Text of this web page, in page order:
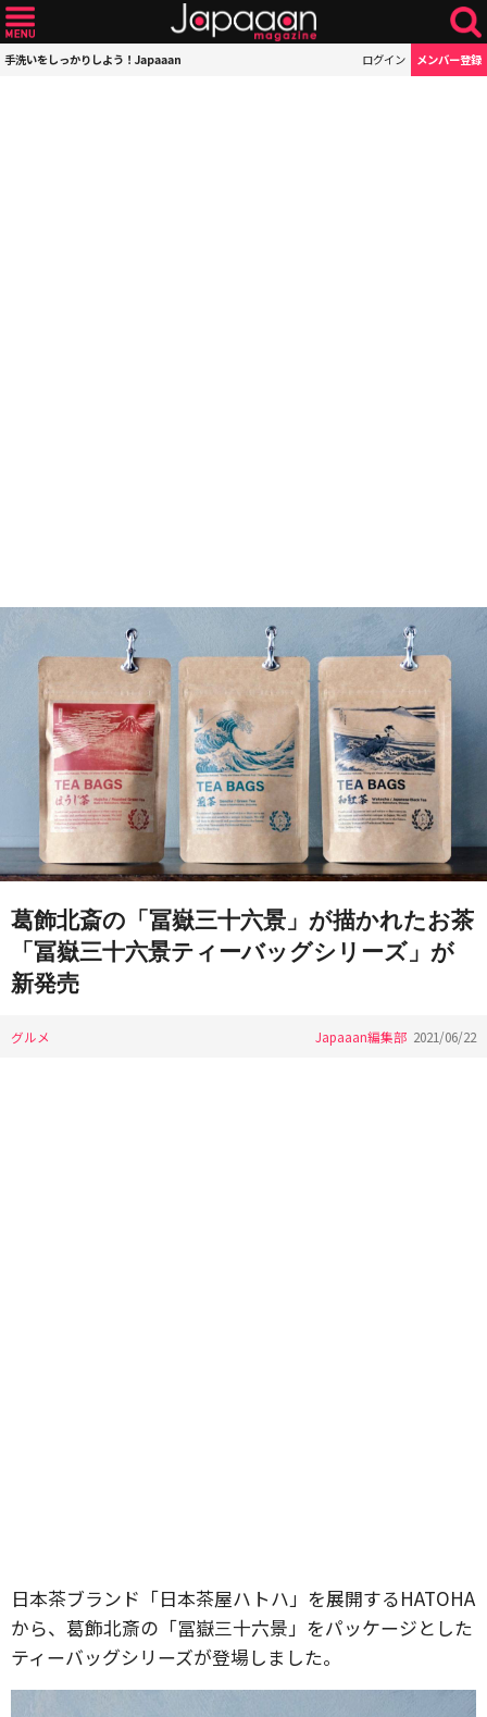
手洗いをしっかりしよう！Japaaan ログイン メンバー登録
葛飾北斎の「冨嶽三十六景」が描かれたお茶
「冨嶽三十六景ティーバッグシリーズ」が
新発売
グルメ Japaaan編集部 2021/06/22
日本茶ブランド「日本茶屋ハトハ」を展開するHATOHA
から、葛飾北斎の「冨嶽三十六景」をパッケージとした
ティーバッグシリーズが登場しました。